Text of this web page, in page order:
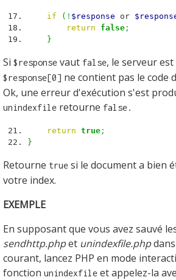
if ( ! $response or
return
false ;
}
Si $response vaut false, le serveur est
$response[0] ne contient pas le code
Ok, une erreur d'exécution s'est
unindexfile retourne false.
return true ;
}
Retourne true si le document a bien
votre index.
EXEMPLE
En supposant que vous avez sauvé
sendhttp.phpet unindexfile.php
courant, lancez PHP en mode
fonction unindexfile et appelez-la